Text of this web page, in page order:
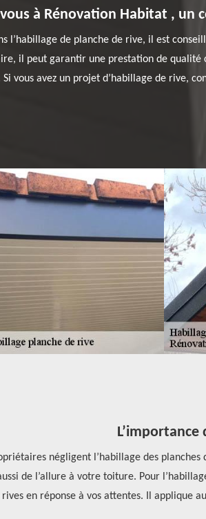
à Rénovation Habitat , un
l’habillage de planche de rive, il est
il peut garantir une prestation de
Si vous avez un projet d’habillage de rive,
L’importance
négligent l’habillage des
de l’allure à votre toiture. Pour
en réponse à vos attentes. Il applique